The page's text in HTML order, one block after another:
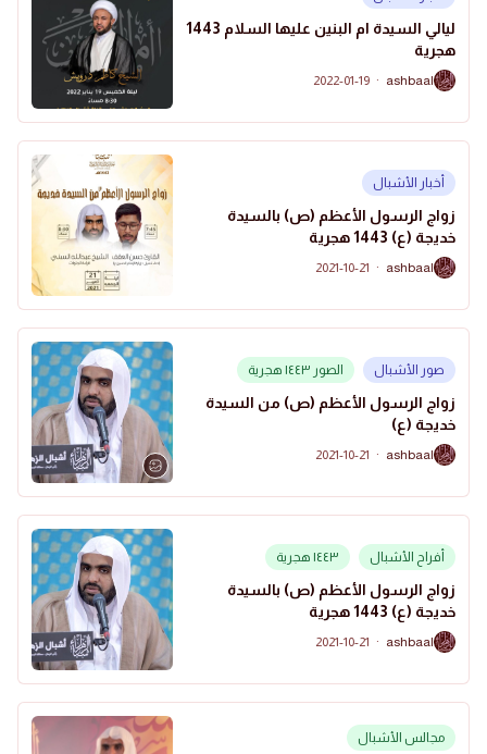
ليالي السيدة ام البنين عليها السلام 1443
هجرية
A
ashbaal
·
2022-01-19
أخبار الأشبال
زواج الرسول الأعظم (ص) بالسيدة
خديجة (ع) 1443 هجرية
A
ashbaal
·
2021-10-21
صور الأشبال الصور ١٤٤٣ هجرية
زواج الرسول الأعظم (ص) من السيدة
خديجة (ع)
A
ashbaal
·
2021-10-21
أفراح الأشبال ١٤٤٣ هجرية
زواج الرسول الأعظم (ص) بالسيدة
خديجة (ع) 1443 هجرية
A
ashbaal
·
2021-10-21
مجالس الأشبال